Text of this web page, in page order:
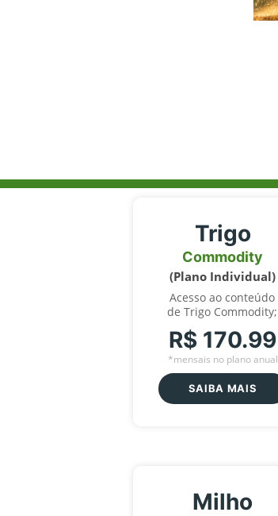
Trigo
Commodity
(Plano Individual)
Acesso ao conteúdo
de Trigo Commodity;
R$ 170.99
*mensais no plano anual
SAIBA MAIS
Milho